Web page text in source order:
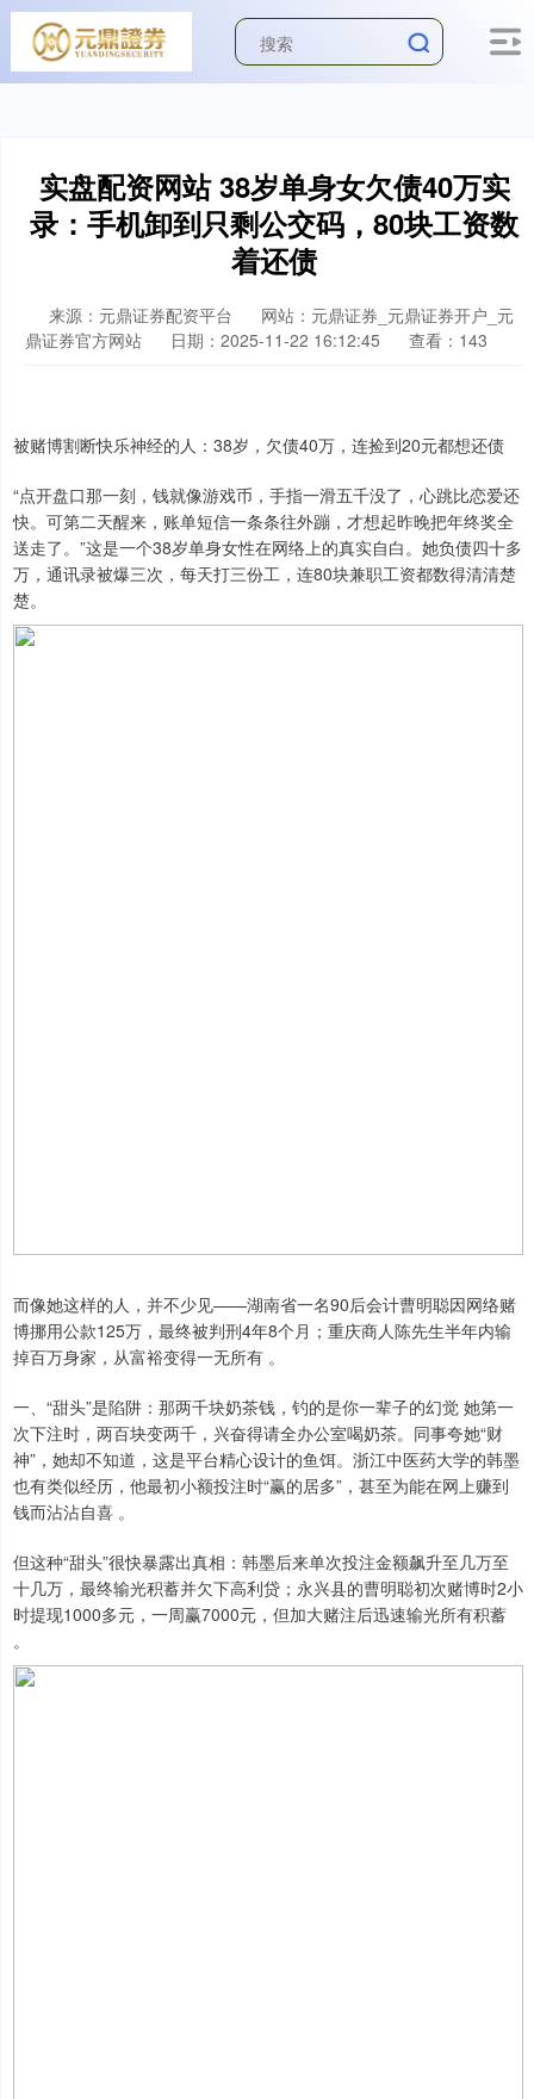
实盘配资网站 38岁单身女欠债40万实
录：手机卸到只剩公交码，80块工资数
着还债
来源：元鼎证券配资平台
网站：元鼎证券_元鼎证券开户_元
鼎证券官方网站
日期：2025-11-22 16:12:45 查看：143
被赌博割断快乐神经的人：38岁，欠债40万，连捡到20元都想还债
“点开盘口那一刻，钱就像游戏币，手指一滑五千没了，心跳比恋爱还
快。可第二天醒来，账单短信一条条往外蹦，才想起昨晚把年终奖全
送走了。”这是一个38岁单身女性在网络上的真实自白。她负债四十多
万，通讯录被爆三次，每天打三份工，连80块兼职工资都数得清清楚
楚。
而像她这样的人，并不少见——湖南省一名90后会计曹明聪因网络赌
博挪用公款125万，最终被判刑4年8个月；重庆商人陈先生半年内输
掉百万身家，从富裕变得一无所有 。
一、“甜头”是陷阱：那两千块奶茶钱，钓的是你一辈子的幻觉 她第一
次下注时，两百块变两千，兴奋得请全办公室喝奶茶。同事夸她“财
神”，她却不知道，这是平台精心设计的鱼饵。浙江中医药大学的韩墨
也有类似经历，他最初小额投注时“赢的居多”，甚至为能在网上赚到
钱而沾沾自喜 。
但这种“甜头”很快暴露出真相：韩墨后来单次投注金额飙升至几万至
十几万，最终输光积蓄并欠下高利贷；永兴县的曹明聪初次赌博时2小
时提现1000多元，一周赢7000元，但加大赌注后迅速输光所有积蓄
。